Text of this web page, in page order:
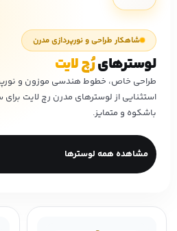
شاهکار طراحی و نورپردازی مدرن
لوسترهایرُچ لایت
طراحی خاص، خطوط هندسی موزون و
استثنایی از لوسترهای مدرن رچ لایت
باشکوه و متمایز.
مشاهده همه لوسترها